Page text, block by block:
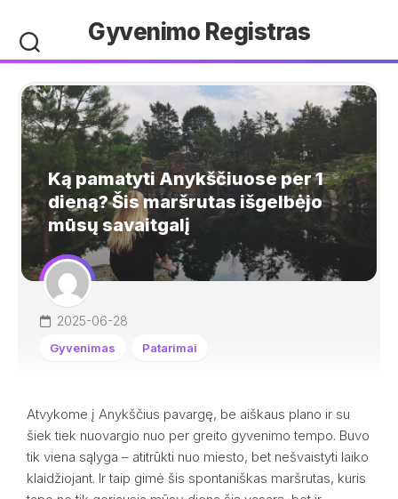
content
Gyvenimo Registras
Ką pamatyti Anykščiuose per 1
dieną? Šis maršrutas išgelbėjo
mūsų savaitgalį
2025-06-28
Gyvenimas Patarimai
Atvykome į Anykščius pavargę, be aiškaus plano ir su
šiek tiek nuovargio nuo per greito gyvenimo tempo. Buvo
tik viena sąlyga – atitrūkti nuo miesto, bet nešvaistyti laiko
klaidžiojant. Ir taip gimė šis spontaniškas maršrutas, kuris